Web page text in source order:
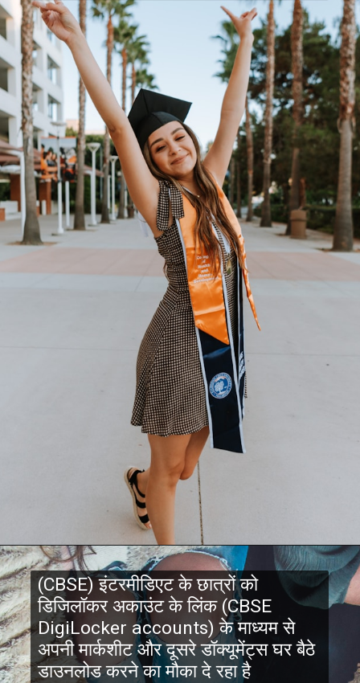
(CBSE) इंटरमीडिएट के छात्रों को
डिजिलॉकर अकाउंट के लिंक (CBSE
DigiLocker accounts) के माध्यम से
अपनी मार्कशीट और दूसरे डॉक्यूमेंट्स घर बैठे
डाउनलोड करने का मौका दे रहा है